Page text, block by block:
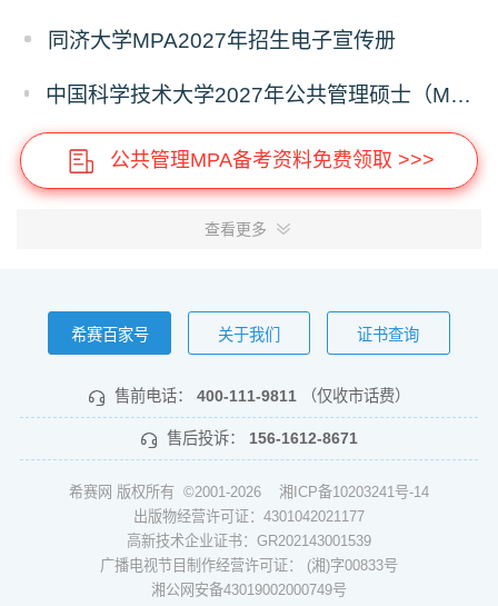
同济大学MPA2027年招生电子宣传册
中国科学技术大学2027年公共管理硕士（MPA）专业学位研究生招生通知
公共管理MPA备考资料免费领取 >>>
查看更多
希赛百家号 关于我们 证书查询
售前电话： 400-111-9811 （仅收市话费）
售后投诉： 156-1612-8671
希赛网 版权所有 ©2001-2026 湘ICP备10203241号-14
出版物经营许可证：4301042021177
高新技术企业证书：GR202143001539
广播电视节目制作经营许可证： (湘)字00833号
湘公网安备43019002000749号